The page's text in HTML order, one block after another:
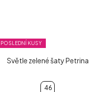
POSLEDNÍ KUSY
Světle zelené šaty Petrina
46